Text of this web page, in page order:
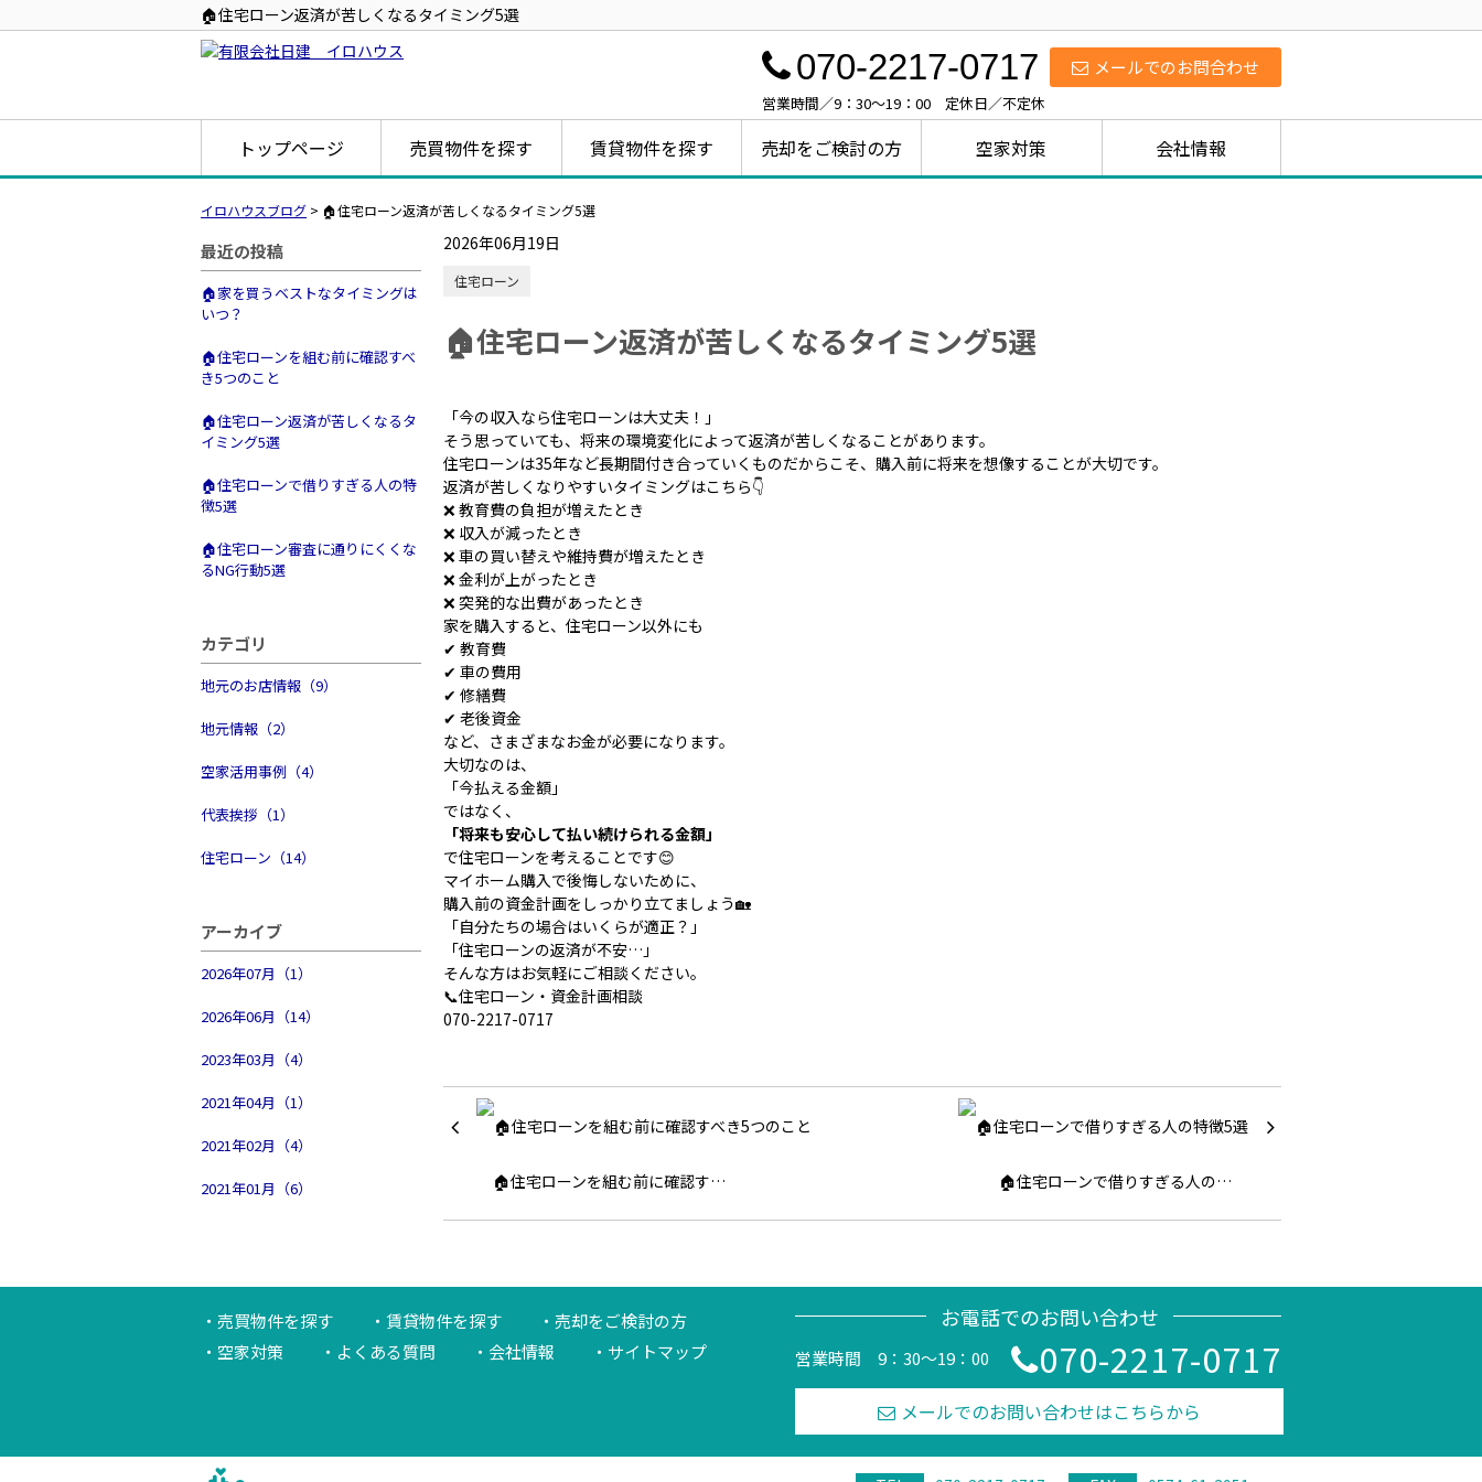
🏠住宅ローン返済が苦しくなるタイミング5選
メールでのお問合わせ
070-2217-0717
営業時間／9：30～19：00 定休日／不定休
トップページ 売買物件を探す 賃貸物件を探す 売却をご検討の方 空家対策 会社情報
イロハウスブログ > 🏠住宅ローン返済が苦しくなるタイミング5選
最近の投稿
🏠家を買うベストなタイミングは
いつ？
🏠住宅ローンを組む前に確認すべ
き5つのこと
🏠住宅ローン返済が苦しくなるタ
イミング5選
🏠住宅ローンで借りすぎる人の特
徴5選
🏠住宅ローン審査に通りにくくな
るNG行動5選
カテゴリ
地元のお店情報（9）
地元情報（2）
空家活用事例（4）
代表挨拶（1）
住宅ローン（14）
アーカイブ
2026年07月（1）
2026年06月（14）
2023年03月（4）
2021年04月（1）
2021年02月（4）
2021年01月（6）
2026年06月19日
住宅ローン
🏠住宅ローン返済が苦しくなるタイミング5選
「今の収入なら住宅ローンは大丈夫！」
そう思っていても、将来の環境変化によって返済が苦しくなることがあります。
住宅ローンは35年など長期間付き合っていくものだからこそ、購入前に将来を想像することが大切です。
返済が苦しくなりやすいタイミングはこちら👇
❌ 教育費の負担が増えたとき
❌ 収入が減ったとき
❌ 車の買い替えや維持費が増えたとき
❌ 金利が上がったとき
❌ 突発的な出費があったとき
家を購入すると、住宅ローン以外にも
✔ 教育費
✔ 車の費用
✔ 修繕費
✔ 老後資金
など、さまざまなお金が必要になります。
大切なのは、
「今払える金額」
ではなく、
「将来も安心して払い続けられる金額」
で住宅ローンを考えることです😊
マイホーム購入で後悔しないために、
購入前の資金計画をしっかり立てましょう🏡
「自分たちの場合はいくらが適正？」
「住宅ローンの返済が不安…」
そんな方はお気軽にご相談ください。
📞住宅ローン・資金計画相談
070-2217-0717
🏠住宅ローンを組む前に確認す… 🏠住宅ローンで借りすぎる人の…
売買物件を探す 賃貸物件を探す
売却をご検討の方
空家対策
よくある質問 会社情報 サイトマップ
お電話でのお問い合わせ
営業時間 9：30～19：00 070-2217-0717
メールでのお問い合わせはこちらから